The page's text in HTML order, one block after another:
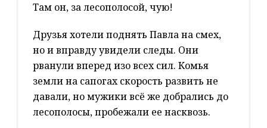
Там он, за лесополосой, чую!
Друзья хотели поднять Павла на смех,
но и вправду увидели следы. Они
рванули вперед изо всех сил. Комья
земли на сапогах скорость развить не
давали, но мужики всё же добрались до
лесополосы, пробежали ее насквозь.